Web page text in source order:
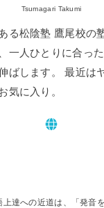
Tsumagari Takumi
る松陰塾 鷹尾校の
一人ひとりに合っ
ばします。 最近は
気に入り。
上達への近道は、「発音